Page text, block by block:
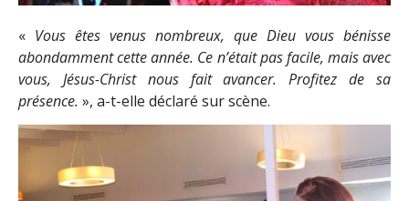
« Vous êtes venus nombreux, que Dieu vous bénisse
abondamment cette année. Ce n’était pas facile, mais avec
vous, Jésus-Christ nous fait avancer. Profitez de sa
présence. », a-t-elle déclaré sur scène.